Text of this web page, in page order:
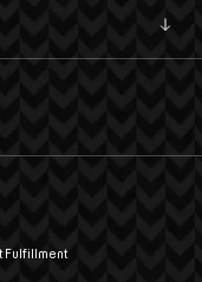
Fulfillment